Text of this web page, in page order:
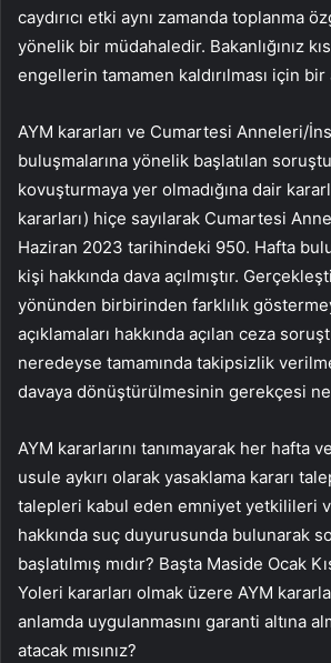
caydırıcı etki aynı zamanda toplanma
yönelik bir müdahaledir. Bakanlığınız
engellerin tamamen kaldırılması için bir
AYM kararları ve Cumartesi Anneleri/
buluşmalarına yönelik başlatılan
kovuşturmaya yer olmadığına dair
kararları) hiçe sayılarak Cumartesi
Haziran 2023 tarihindeki 950. Hafta
kişi hakkında dava açılmıştır.
yönünden birbirinden farklılık
açıklamaları hakkında açılan ceza
neredeyse tamamında takipsizlik
davaya dönüştürülmesinin gerekçesi
AYM kararlarını tanımayarak her hafta
usule aykırı olarak yasaklama kararı
talepleri kabul eden emniyet yetkilileri
hakkında suç duyurusunda bulunarak
başlatılmış mıdır? Başta Maside Ocak
Yoleri kararları olmak üzere AYM
anlamda uygulanmasını garanti altına
atacak mısınız?